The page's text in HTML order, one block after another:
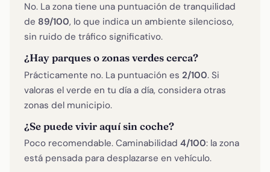
No. La zona tiene una puntuación de tranquilidad
de 89/100, lo que indica un ambiente silencioso,
sin ruido de tráfico significativo.
¿Hay parques o zonas verdes cerca?
Prácticamente no. La puntuación es 2/100. Si
valoras el verde en tu día a día, considera otras
zonas del municipio.
¿Se puede vivir aquí sin coche?
Poco recomendable. Caminabilidad 4/100: la zona
está pensada para desplazarse en vehículo.